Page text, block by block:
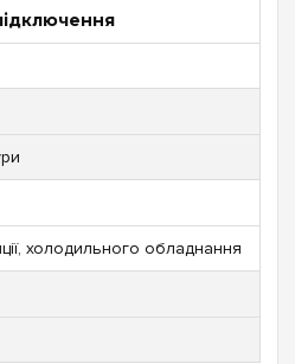
холодильного обладнання